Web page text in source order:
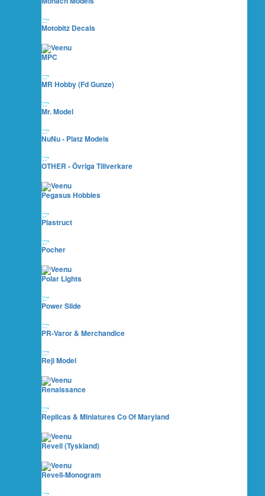
Motobitz Decals
MPC
MR Hobby (fd Gunze)
Mr. Model
NuNu - Platz Models
OTHER - Övriga Tillverkare
Pegasus Hobbies
Plastruct
Pocher
Polar Lights
Power Slide
PR-Varor & Merchandice
Reji Model
Renaissance
Replicas & Miniatures Co Of Maryland
Revell (Tyskland)
Revell-Monogram